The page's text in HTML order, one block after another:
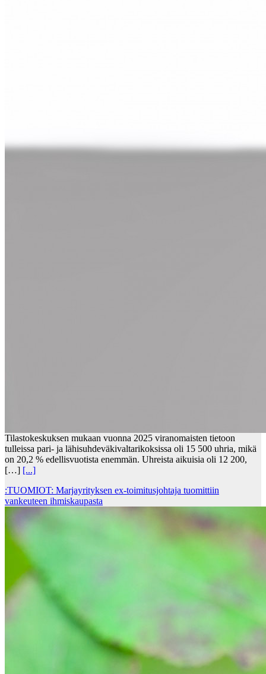
Tilastokeskuksen mukaan vuonna 2025 viranomaisten tietoon
tulleissa pari- ja lähisuhdeväkivaltarikoksissa oli 15 500 uhria, mikä
on 20,2 % edellisvuotista enemmän. Uhreista aikuisia oli 12 200,
[…] [...]
:TUOMIOT: Marjayrityksen ex-toimitusjohtaja tuomittiin
vankeuteen ihmiskaupasta